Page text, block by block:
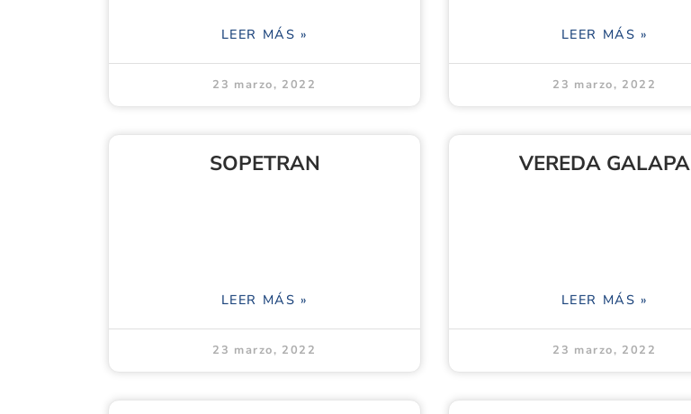
LEER MÁS »
23 marzo, 2022
LEER MÁS »
23 marzo, 2022
SOPETRAN
LEER MÁS »
23 marzo, 2022
VEREDA GALAPA
LEER MÁS »
23 marzo, 2022